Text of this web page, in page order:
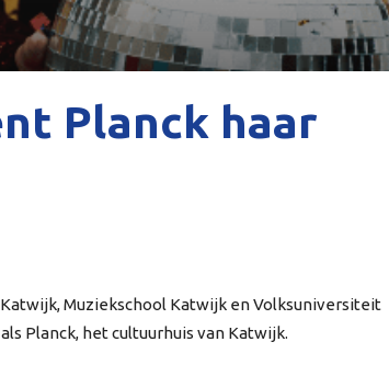
Planck haar
Muziekschool Katwijk en Volksuniversiteit
Planck, het cultuurhuis van Katwijk.